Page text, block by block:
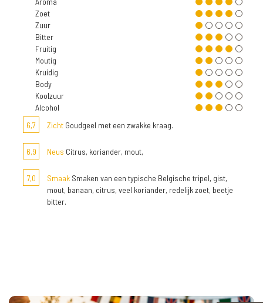
Zoet
Zuur
Bitter
Fruitig
Moutig
Kruidig
Body
Koolzuur
Alcohol
6,7
Zicht Goudgeel met een zwakke kraag.
6,9 Neus Citrus, koriander, mout,
7,0 Smaak Smaken van een typische Belgische tripel, gist,
mout, banaan, citrus, veel koriander, redelijk zoet, beetje
bitter.